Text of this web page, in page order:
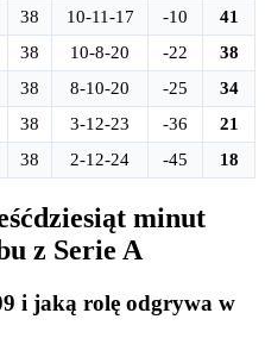
38 10-11-17 -10
41
38 10-8-20 -22
38
38 8-10-20 -25
34
38 3-12-23 -36
21
38 2-12-24 -45 18
minut
z Serie A
i jaką rolę odgrywa w